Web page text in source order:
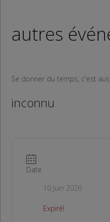
autres
Se donner du temps, c'est
inconnu
Date
10 Juin 2026
Expiré!